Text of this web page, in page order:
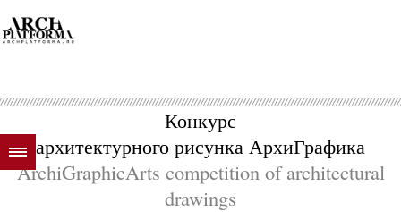
Конкурс
архитектурного рисунка АрхиГрафика
ArchiGraphicArts competition of architectural
drawings